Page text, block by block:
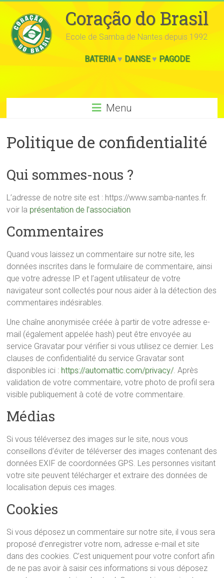
Coração do Brasil
Ecole de Samba de Nantes depuis 1992
BATERIA♥ DANSE♥ PAGODE
Menu
Politique de confidentialité
Qui sommes-nous ?
L’adresse de notre site est : https://www.samba-nantes.fr.
voir la présentation de l’association
Commentaires
Quand vous laissez un commentaire sur notre site, les
données inscrites dans le formulaire de commentaire, ainsi
que votre adresse IP et l’agent utilisateur de votre
navigateur sont collectés pour nous aider à la détection des
commentaires indésirables.
Une chaîne anonymisée créée à partir de votre adresse e-
mail (également appelée hash) peut être envoyée au
service Gravatar pour vérifier si vous utilisez ce dernier. Les
clauses de confidentialité du service Gravatar sont
disponibles ici : https://automattic.com/privacy/. Après
validation de votre commentaire, votre photo de profil sera
visible publiquement à coté de votre commentaire.
Médias
Si vous téléversez des images sur le site, nous vous
conseillons d’éviter de téléverser des images contenant des
données EXIF de coordonnées GPS. Les personnes visitant
votre site peuvent télécharger et extraire des données de
localisation depuis ces images.
Cookies
Si vous déposez un commentaire sur notre site, il vous sera
proposé d’enregistrer votre nom, adresse e-mail et site
dans des cookies. C’est uniquement pour votre confort afin
de ne pas avoir à saisir ces informations si vous déposez